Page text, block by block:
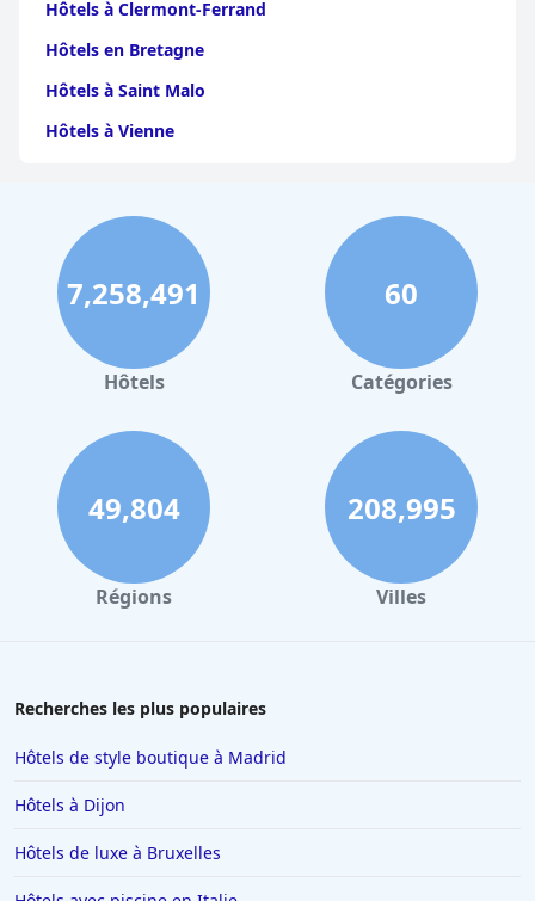
Hôtels à Clermont-Ferrand
Hôtels en Bretagne
Hôtels à Saint Malo
Hôtels à Vienne
Hôtels à Perpignan
Hôtels au Grand-Bornand
Hôtels à Strasbourg
Hôtels à Valence
Hôtels à Gerardmer
Hôtels à Lourdes
Hôtels à Saint-Lary-Soulan
Hôtels à Hendaye
Hôtels à Combloux
Hôtels à Salou
Hôtels à Giverny
Hôtels à Saint-Remy-de-Provence
7,258,491
Hôtels
60
Catégories
49,804
Régions
208,995
Villes
Recherches les plus populaires
Hôtels de style boutique à Madrid
Hôtels à Dijon
Hôtels de luxe à Bruxelles